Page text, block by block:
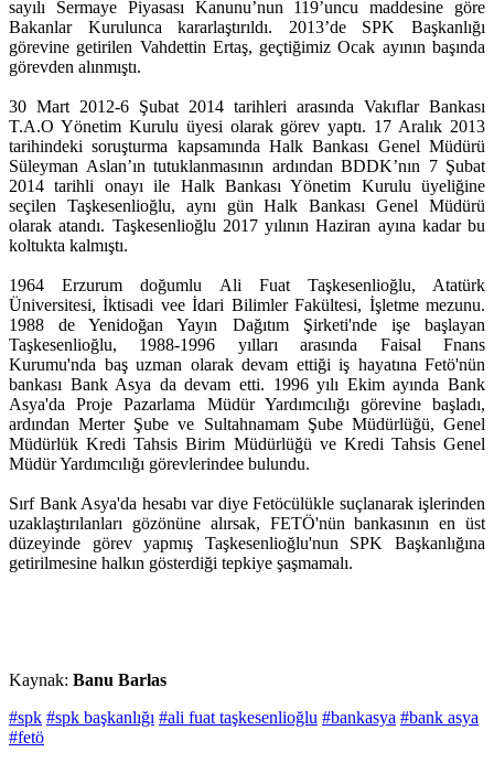
sayılı Sermaye Piyasası Kanunu’nun 119’uncu maddesine göre
Bakanlar Kurulunca kararlaştırıldı. 2013’de SPK Başkanlığı
görevine getirilen Vahdettin Ertaş, geçtiğimiz Ocak ayının başında
görevden alınmıştı.
30 Mart 2012-6 Şubat 2014 tarihleri arasında Vakıflar Bankası
T.A.O Yönetim Kurulu üyesi olarak görev yaptı. 17 Aralık 2013
tarihindeki soruşturma kapsamında Halk Bankası Genel Müdürü
Süleyman Aslan’ın tutuklanmasının ardından BDDK’nın 7 Şubat
2014 tarihli onayı ile Halk Bankası Yönetim Kurulu üyeliğine
seçilen Taşkesenlioğlu, aynı gün Halk Bankası Genel Müdürü
olarak atandı. Taşkesenlioğlu 2017 yılının Haziran ayına kadar bu
koltukta kalmıştı.
1964 Erzurum doğumlu Ali Fuat Taşkesenlioğlu, Atatürk
Üniversitesi, İktisadi vee İdari Bilimler Fakültesi, İşletme mezunu.
1988 de Yenidoğan Yayın Dağıtım Şirketi'nde işe başlayan
Taşkesenlioğlu, 1988-1996 yılları arasında Faisal Fnans
Kurumu'nda baş uzman olarak devam ettiği iş hayatına Fetö'nün
bankası Bank Asya da devam etti. 1996 yılı Ekim ayında Bank
Asya'da Proje Pazarlama Müdür Yardımcılığı görevine başladı,
ardından Merter Şube ve Sultahnamam Şube Müdürlüğü, Genel
Müdürlük Kredi Tahsis Birim Müdürlüğü ve Kredi Tahsis Genel
Müdür Yardımcılığı görevlerindee bulundu.
Sırf Bank Asya'da hesabı var diye Fetöcülükle suçlanarak işlerinden
uzaklaştırılanları gözönüne alırsak, FETÖ'nün bankasının en üst
düzeyinde görev yapmış Taşkesenlioğlu'nun SPK Başkanlığına
getirilmesine halkın gösterdiği tepkiye şaşmamalı.
Kaynak: Banu Barlas
#spk #spk başkanlığı #ali fuat taşkesenlioğlu #bankasya #bank asya
#fetö